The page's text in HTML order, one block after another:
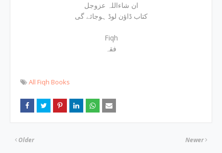
ان شاءاللہ عزوجل
کتاب ڈاؤن لوڈ ہوجائے گی
Fiqh
فقہ
All Fiqh Books
Newer
Older